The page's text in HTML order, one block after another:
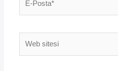
Posta*
sitesi